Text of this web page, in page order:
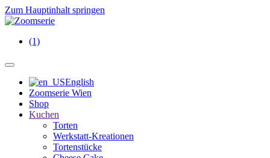
Zum Hauptinhalt springen
(1)
English
Zoomserie Wien
Shop
Kuchen
Torten
Werkstatt-Kreationen
Tortenstücke